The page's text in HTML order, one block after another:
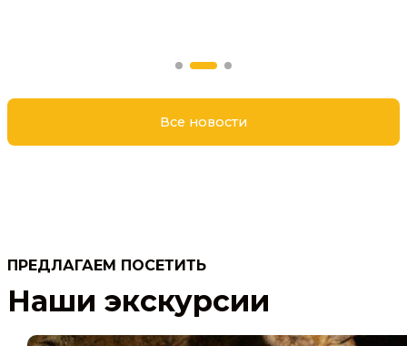
Все новости
ПРЕДЛАГАЕМ ПОСЕТИТЬ
Наши экскурсии